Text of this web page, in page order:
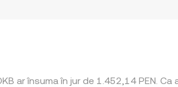
ar însuma în jur de 1.452,14 PEN. Ca